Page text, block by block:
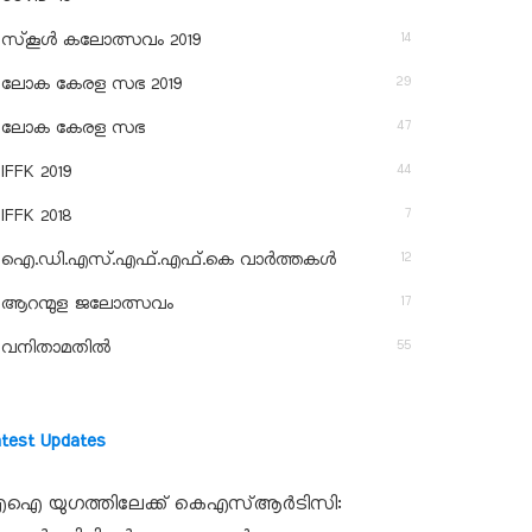
സ്‌കൂള്‍ കലോത്സവം 2019 14
ലോക കേരള സഭ 2019 29
ലോക കേരള സഭ 47
IFFK 2019 44
IFFK 2018 7
ഐ.ഡി.എസ്.എഫ്.എഫ്.കെ വാർത്തകൾ 12
ആറന്മുള ജലോത്സവം 17
വനിതാമതിൽ 55
Updates
യുഗത്തിലേക്ക് കെഎസ്ആർടിസി: